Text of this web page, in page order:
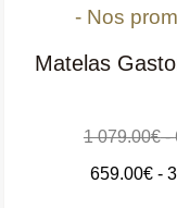
Matelas
-
1 079.00€
-
659.00€